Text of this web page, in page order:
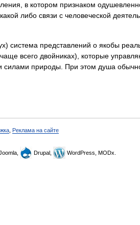
в котором признаком
либо связи с человеческой
система представлений о якобы
всего двойниках), которые
силами природы. При этом душа
Реклама на сайте
Drupal, WordPress, MODx.